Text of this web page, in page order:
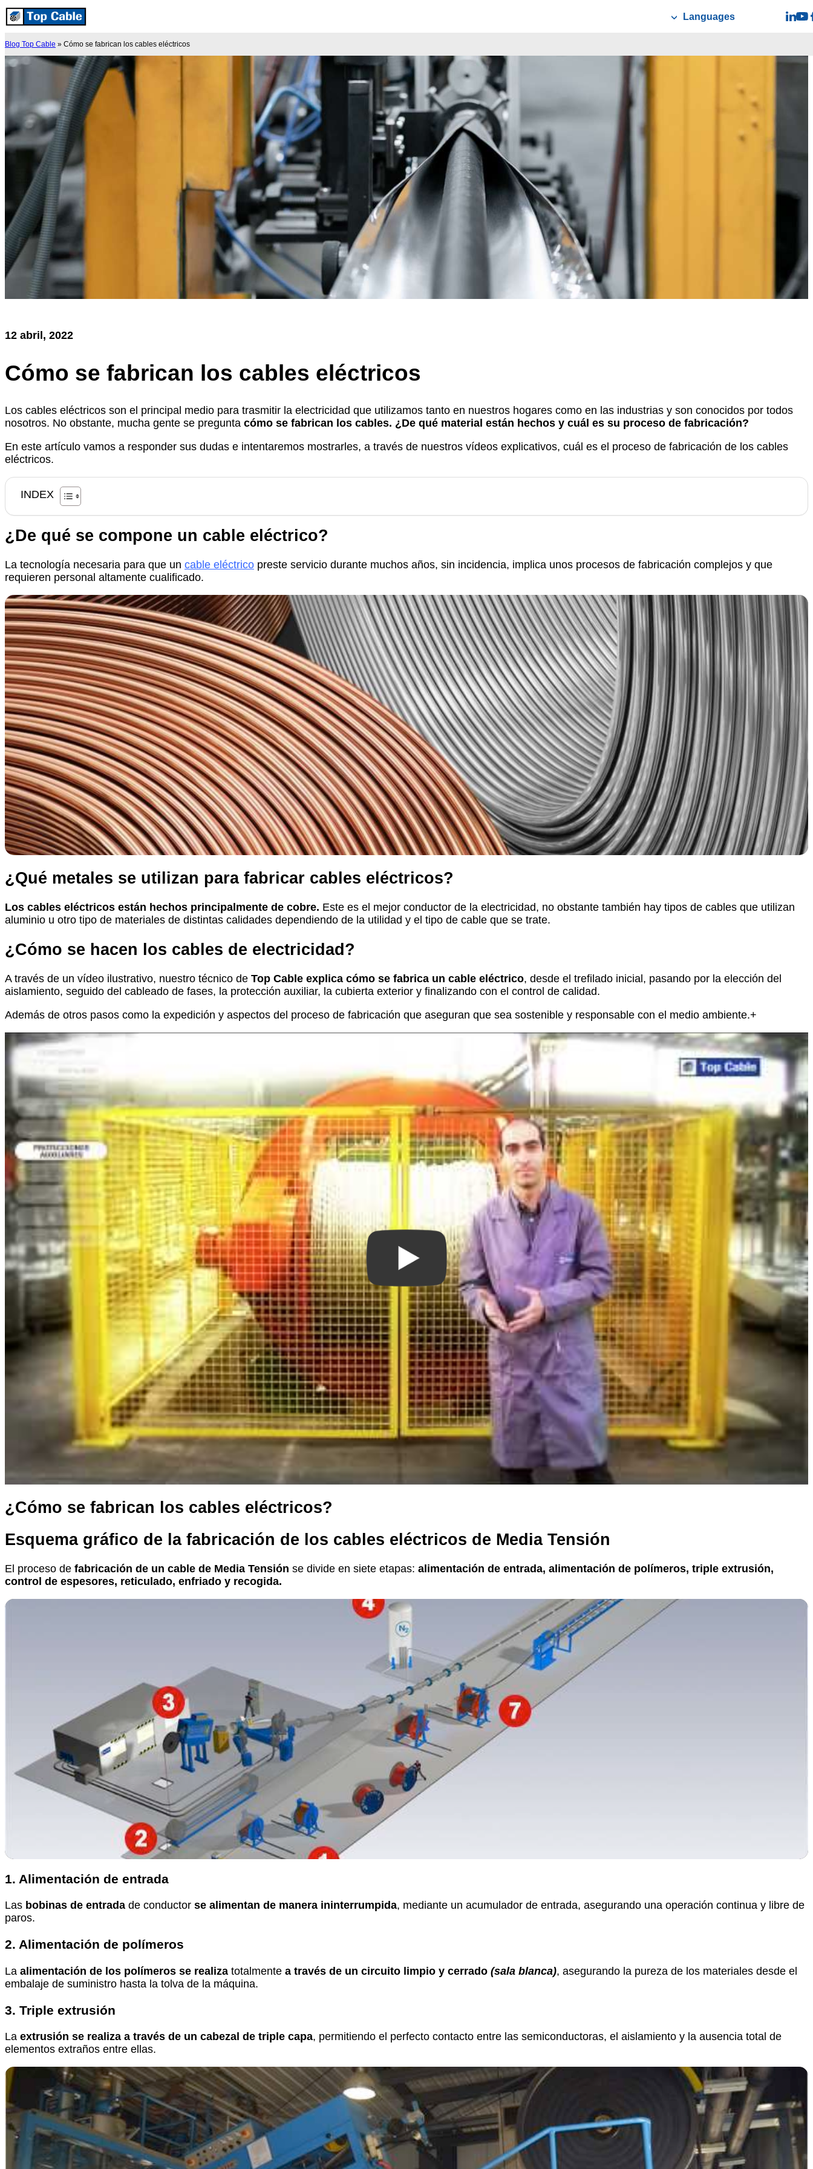
Blog Top Cable » Cómo se fabrican los cables eléctricos
12 abril, 2022
Cómo se fabrican los cables eléctricos
Los cables eléctricos son el principal medio para trasmitir la electricidad que utilizamos tanto en nuestros hogares como en las industrias y son conocidos por todos
nosotros. No obstante, mucha gente se pregunta cómo se fabrican los cables. ¿De qué material están hechos y cuál es su proceso de fabricación?
En este artículo vamos a responder sus dudas e intentaremos mostrarles, a través de nuestros vídeos explicativos, cuál es el proceso de fabricación de los cables
eléctricos.
INDEX
¿De qué se compone un cable eléctrico?
La tecnología necesaria para que un cable eléctrico preste servicio durante muchos años, sin incidencia, implica unos procesos de fabricación complejos y que
requieren personal altamente cualificado.
¿Qué metales se utilizan para fabricar cables eléctricos?
Los cables eléctricos están hechos principalmente de cobre. Este es el mejor conductor de la electricidad, no obstante también hay tipos de cables que utilizan
aluminio u otro tipo de materiales de distintas calidades dependiendo de la utilidad y el tipo de cable que se trate.
¿Cómo se hacen los cables de electricidad?
A través de un vídeo ilustrativo, nuestro técnico de Top Cable explica cómo se fabrica un cable eléctrico, desde el trefilado inicial, pasando por la elección del
aislamiento, seguido del cableado de fases, la protección auxiliar, la cubierta exterior y finalizando con el control de calidad.
Además de otros pasos como la expedición y aspectos del proceso de fabricación que aseguran que sea sostenible y responsable con el medio ambiente.+
¿Cómo se fabrican los cables eléctricos?
Esquema gráfico de la fabricación de los cables eléctricos de Media Tensión
El proceso de fabricación de un cable de Media Tensión se divide en siete etapas: alimentación de entrada, alimentación de polímeros, triple extrusión,
control de espesores, reticulado, enfriado y recogida.
1. Alimentación de entrada
Las bobinas de entrada de conductor se alimentan de manera ininterrumpida, mediante un acumulador de entrada, asegurando una operación continua y libre de
paros.
2. Alimentación de polímeros
La alimentación de los polímeros se realiza totalmente a través de un circuito limpio y cerrado (sala blanca), asegurando la pureza de los materiales desde el
embalaje de suministro hasta la tolva de la máquina.
3. Triple extrusión
La extrusión se realiza a través de un cabezal de triple capa, permitiendo el perfecto contacto entre las semiconductoras, el aislamiento y la ausencia total de
elementos extraños entre ellas.